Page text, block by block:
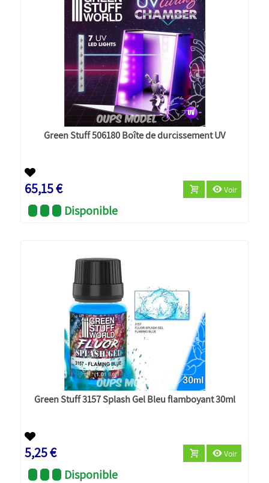
Green Stuff 506180 Boîte de durcissement UV
65,15 € Voir
Disponible
Green Stuff 3157 Splash Gel Bleu flamboyant 30ml
5,25 € Voir
Disponible